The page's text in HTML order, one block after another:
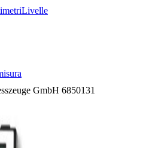
Livelle
GmbH 6850131